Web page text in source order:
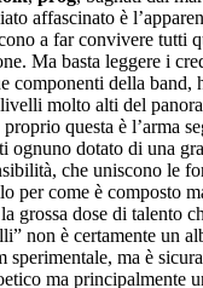
affascinato è
a far convivere tutti
Ma basta leggere i
componenti della band,
molto alti del
questa è l’arma
ognuno dotato di una
che uniscono le
per come è composto
grossa dose di talento
non è certamente un
sperimentale, ma è
ma principalmente